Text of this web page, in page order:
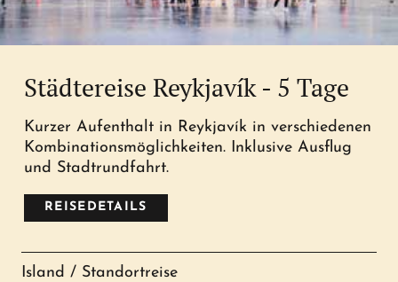
Städtereise Reykjavík - 5 Tage
Kurzer Aufenthalt in Reykjavík in verschiedenen
Kombinationsmöglichkeiten. Inklusive Ausflug
und Stadtrundfahrt.
REISEDETAILS
Island / Standortreise